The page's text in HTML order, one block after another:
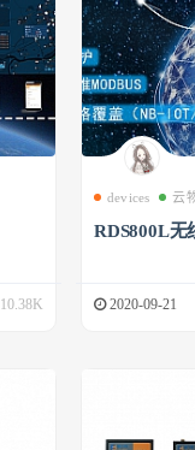
10.38K
devices 云
RDS800L无
2020-09-21